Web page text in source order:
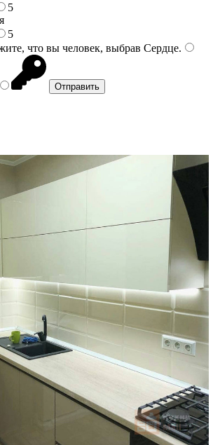
5
5
что вы человек, выбрав Сердце.